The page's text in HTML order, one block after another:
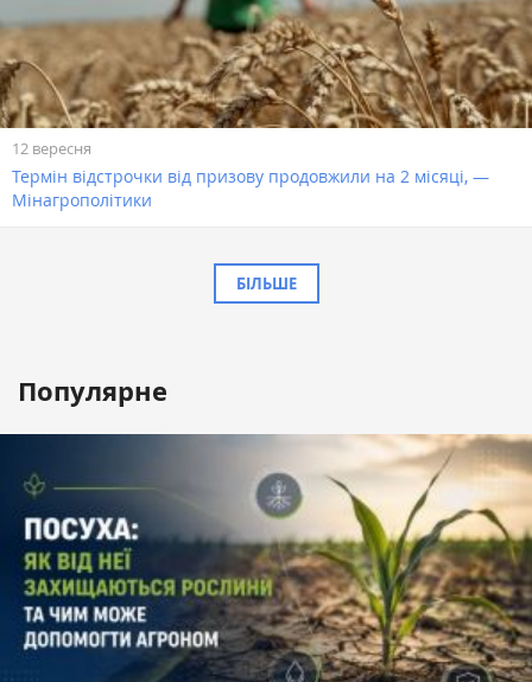
12 вересня
Термін відстрочки від призову продовжили на 2 місяці, —
Мінагрополітики
БІЛЬШЕ
Популярне